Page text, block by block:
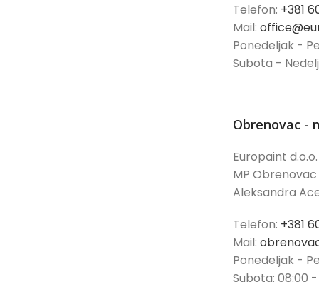
Telefon: +381
Mail:
Ponedeljak -
Subota -
Obrenovac -
Europaint d.o.o.
MP Obrenovac
Aleksandra
Telefon: +381
Mail:
Ponedeljak -
Subota: 08:00 -